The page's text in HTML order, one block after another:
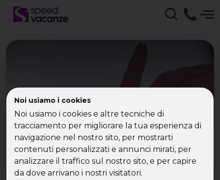
Noi usiamo i cookies
Noi usiamo i cookies e altre tecniche di
tracciamento per migliorare la tua esperienza di
navigazione nel nostro sito, per mostrarti
contenuti personalizzati e annunci mirati, per
analizzare il traffico sul nostro sito, e per capire
da dove arrivano i nostri visitatori.
L’automobile fa male alla
coppia